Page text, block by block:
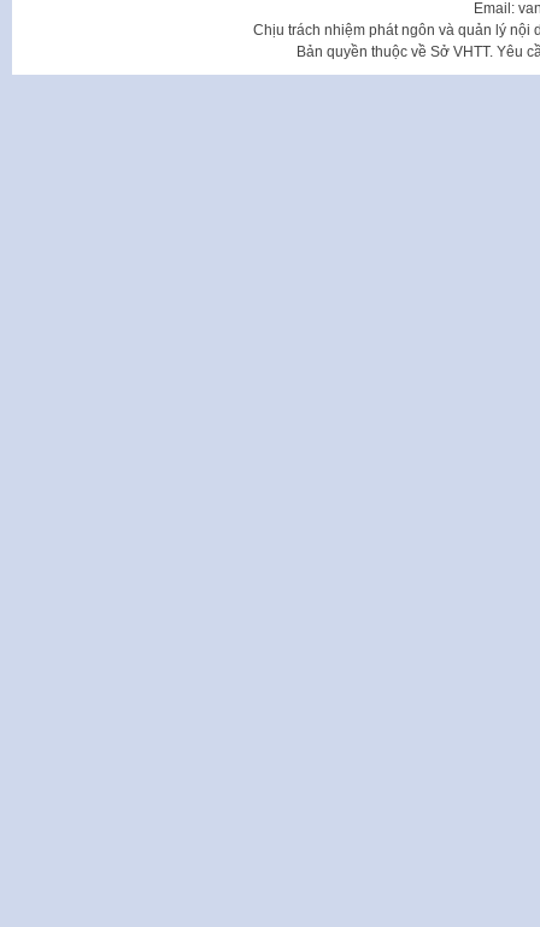
Email:
Chịu trách nhiệm phát ngôn và quản lý nội
Bản quyền thuộc về Sở VHTT. Yêu